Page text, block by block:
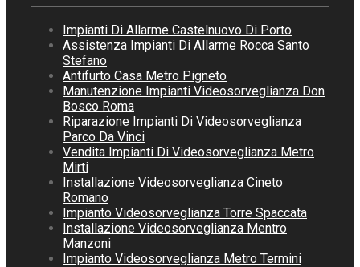
Impianti Di Allarme Castelnuovo Di Porto
Assistenza Impianti Di Allarme Rocca Santo
Stefano
Antifurto Casa Metro Pigneto
Manutenzione Impianti Videosorveglianza Don
Bosco Roma
Riparazione Impianti Di Videosorveglianza
Parco Da Vinci
Vendita Impianti Di Videosorveglianza Metro
Mirti
Installazione Videosorveglianza Cineto
Romano
Impianto Videosorveglianza Torre Spaccata
Installazione Videosorveglianza Mentro
Manzoni
Impianto Videosorveglianza Metro Termini